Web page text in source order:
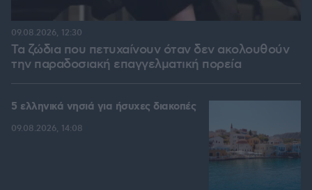
Τα ζώδια που πετυχαίνουν όταν δεν ακολουθούν
την παραδοσιακή επαγγελματική πορεία
09.08.2026, 12:30
5 ελληνικά νησιά για ήσυχες διακοπές
09.08.2026, 14:08